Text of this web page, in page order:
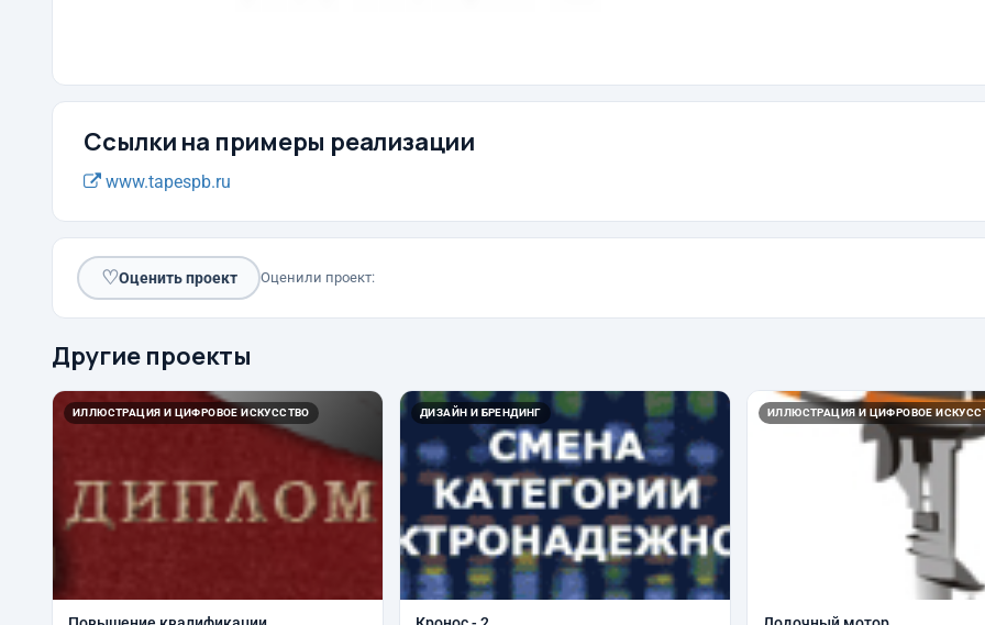
Ссылки на примеры реализации
www.tapespb.ru
♡Оценить проект Оценили проект:
Другие проекты
ИЛЛЮСТРАЦИЯ И ЦИФРОВОЕ ИСКУССТВО ДИЗАЙН И БРЕНДИНГ ИЛЛЮСТРАЦИЯ И ЦИФРОВОЕ